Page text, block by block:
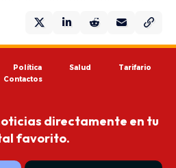
Política Salud
Tarifario
Contactos
directamente en tu
favorito.